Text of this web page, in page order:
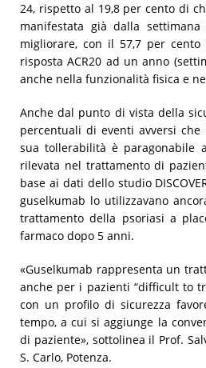
24, rispetto al 19,8 per cento di
manifestata già dalla
migliorare, con il 57,7 per
risposta ACR20 ad un anno
anche nella funzionalità fisica e
Anche dal punto di vista della
percentuali di eventi avversi
sua tollerabilità è paragonabile
rilevata nel trattamento di
base ai dati dello studio
guselkumab lo utilizzavano
trattamento della psoriasi a
farmaco dopo 5 anni.
«Guselkumab rappresenta un
anche per i pazienti “difficult to
con un profilo di sicurezza
tempo, a cui si aggiunge la
di paziente», sottolinea il Prof.
S. Carlo, Potenza.